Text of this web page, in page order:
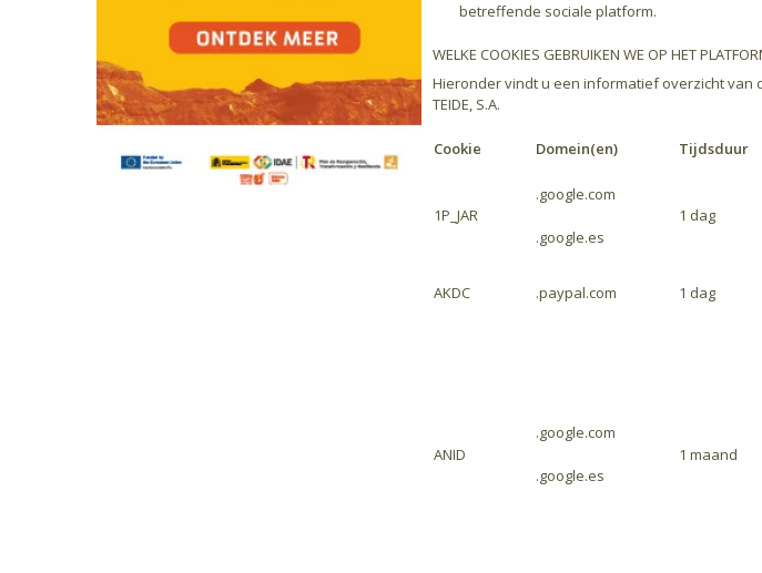
betreffende sociale platform.
WELKE COOKIES GEBRUIKEN WE OP HET
Hieronder vindt u een informatief overzicht van
TEIDE, S.A.
Cookie Domein(en) Tijdsduur
1P_JAR
.google.com
.google.es
1 dag
AKDC .paypal.com 1 dag
ANID
.google.com
.google.es
1 maand